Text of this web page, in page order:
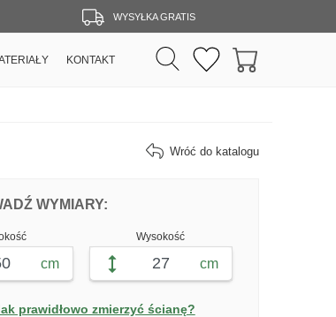
WYSYŁKA GRATIS
KONTAKT
Wróć do katalogu
FOTOTAPETĘ WYBRZEŻE
WYMIARY:FOTOTAPETY WYBRZEŻE
cm
Wysokość
cm
prawidłowo zmierzyć ścianę?